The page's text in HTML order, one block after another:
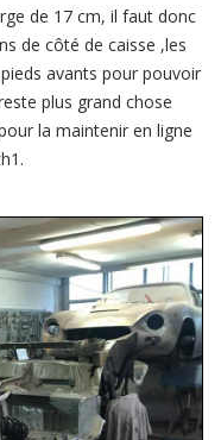
de 17 cm, il faut donc
de côté de caisse ,les
avants pour pouvoir
plus grand chose
la maintenir en ligne